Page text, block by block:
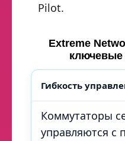
Pilot.
Extreme
ключевые
Гибкость
Коммутаторы
управляются